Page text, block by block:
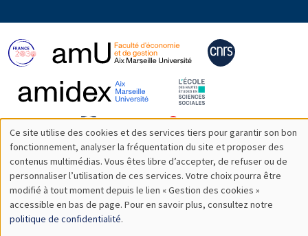
Utilisation
des
données
personnelles
Ce site utilise des cookies et des services tiers pour garantir son bon
fonctionnement, analyser la fréquentation du site et proposer des
contenus multimédias. Vous êtes libre d’accepter, de refuser ou de
personnaliser l’utilisation de ces services. Votre choix pourra être
modifié à tout moment depuis le lien « Gestion des cookies »
accessible en bas de page. Pour en savoir plus, consultez notre
politique de confidentialité.